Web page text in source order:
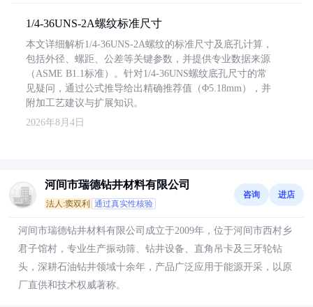
1/4-36UNS-2A螺纹标准尺寸
本文详细解析1/4-36UNS-2A螺纹的标准尺寸及底孔计算，
包括外径、螺距、公差等关键参数，并提供专业数据来源
（ASME B1.1标准）。针对1/4-36UNS螺纹底孔尺寸的常
见疑问，通过公式推导给出精确推荐值（Φ5.18mm），并
附加工艺建议与扩展知识。
2026年8月4日
河间市瑞德钻井材料有限公司
法人:窦双利 通过真实性核验
咨询 进店
河间市瑞德钻井材料有限公司成立于2009年，位于河间市西村乡
君子馆村，专业生产振动筛、钻井设备、直角吊卡及三牙轮钻
头，深耕石油钻井领域十余年，产品广泛应用于能源开采，以原
厂直供和技术权威著称。